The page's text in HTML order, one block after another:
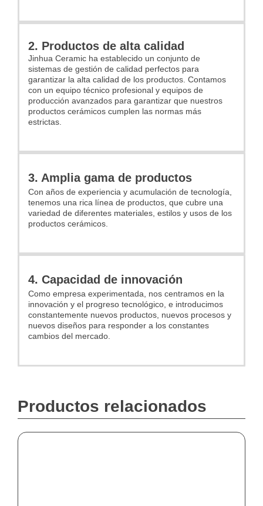
2. Productos de alta calidad
Jinhua Ceramic ha establecido un conjunto de
sistemas de gestión de calidad perfectos para
garantizar la alta calidad de los productos. Contamos
con un equipo técnico profesional y equipos de
producción avanzados para garantizar que nuestros
productos cerámicos cumplen las normas más
estrictas.
3. Amplia gama de productos
Con años de experiencia y acumulación de tecnología,
tenemos una rica línea de productos, que cubre una
variedad de diferentes materiales, estilos y usos de los
productos cerámicos.
4. Capacidad de innovación
Como empresa experimentada, nos centramos en la
innovación y el progreso tecnológico, e introducimos
constantemente nuevos productos, nuevos procesos y
nuevos diseños para responder a los constantes
cambios del mercado.
Productos relacionados